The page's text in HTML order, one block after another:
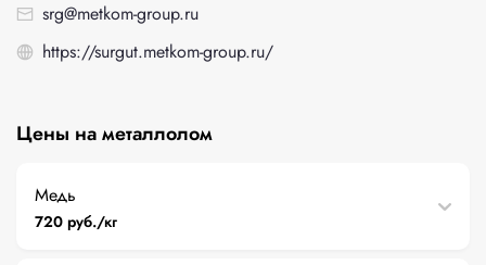
srg@metkom-group.ru
https://surgut.metkom-group.ru/
Цены на металлолом
Медь
720 руб./кг